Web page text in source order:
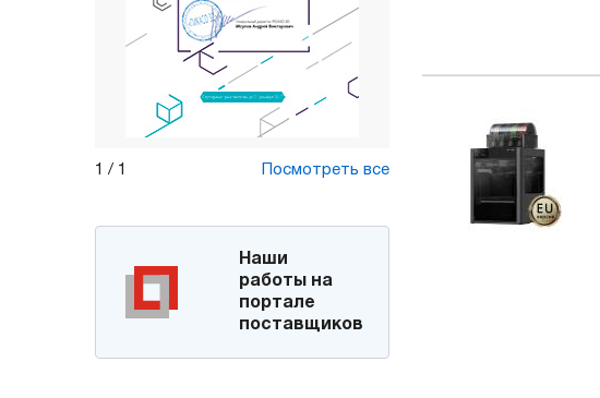
1 / 1 Посмотреть все
Наши
работы на
портале
поставщиков